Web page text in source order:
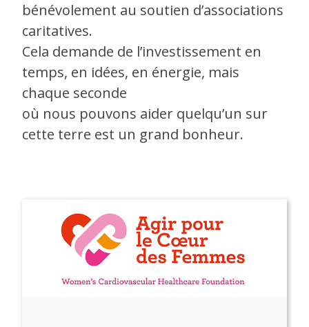
bénévolement au soutien d’associations
caritatives.
Cela demande de l’investissement en
temps, en idées, en énergie, mais
chaque seconde
où nous pouvons aider quelqu’un sur
cette terre est un grand bonheur.